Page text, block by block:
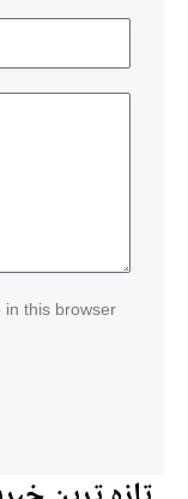
in this browser